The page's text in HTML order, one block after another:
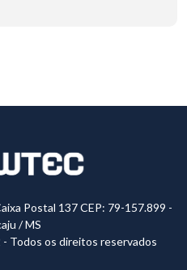
Postal 137 CEP: 79-157.899 -
/ MS
Todos os direitos reservados